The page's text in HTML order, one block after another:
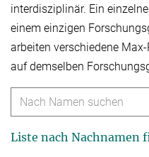
interdisziplinär. Ein
einem einzigen
arbeiten verschiedene
auf demselben
Liste nach Nachnamen